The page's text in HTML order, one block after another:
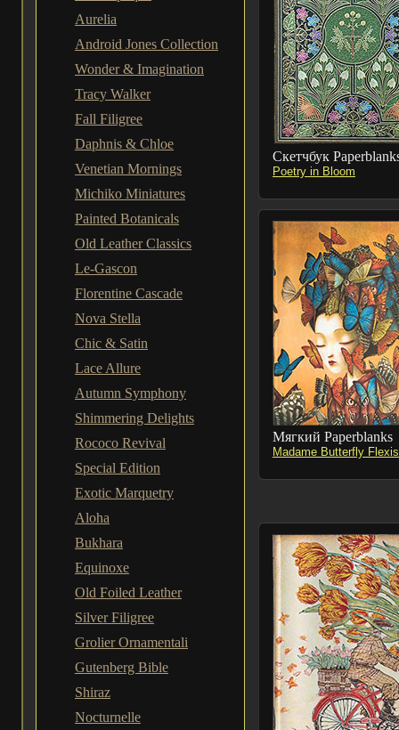
Aurelia
Android Jones Collection
Wonder & Imagination
Tracy Walker
Fall Filigree
Daphnis & Chloe
Venetian Mornings
Michiko Miniatures
Painted Botanicals
Old Leather Classics
Le-Gascon
Florentine Cascade
Nova Stella
Chic & Satin
Lace Allure
Autumn Symphony
Shimmering Delights
Rococo Revival
Special Edition
Exotic Marquetry
Aloha
Bukhara
Equinoxe
Old Foiled Leather
Silver Filigree
Grolier Ornamentali
Gutenberg Bible
Shiraz
Nocturnelle
Скетчбук
Poetry in Bloom
Мягкий Paperblanks
Madame Butterfly Flexis